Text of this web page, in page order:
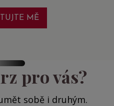
MĚ
pro vás?
sobě i druhým.